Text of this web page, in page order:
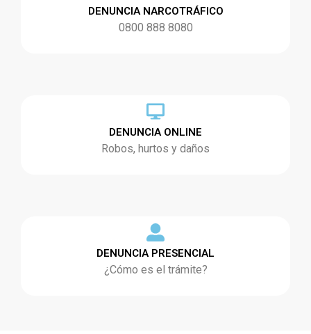
DENUNCIA NARCOTRÁFICO
0800 888 8080
DENUNCIA ONLINE
Robos, hurtos y daños
DENUNCIA PRESENCIAL
¿Cómo es el trámite?